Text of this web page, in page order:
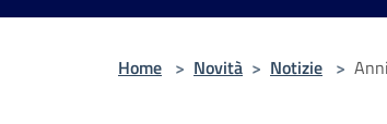
Home > Novità > Notizie >